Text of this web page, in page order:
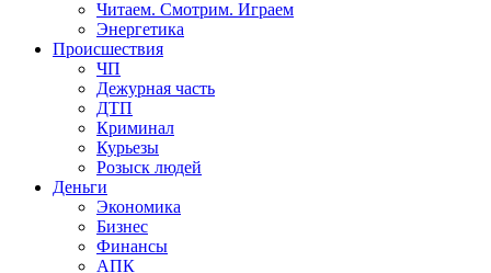
Читаем. Смотрим. Играем
Энергетика
Происшествия
ЧП
Дежурная часть
ДТП
Криминал
Курьезы
Розыск людей
Деньги
Экономика
Бизнес
Финансы
АПК